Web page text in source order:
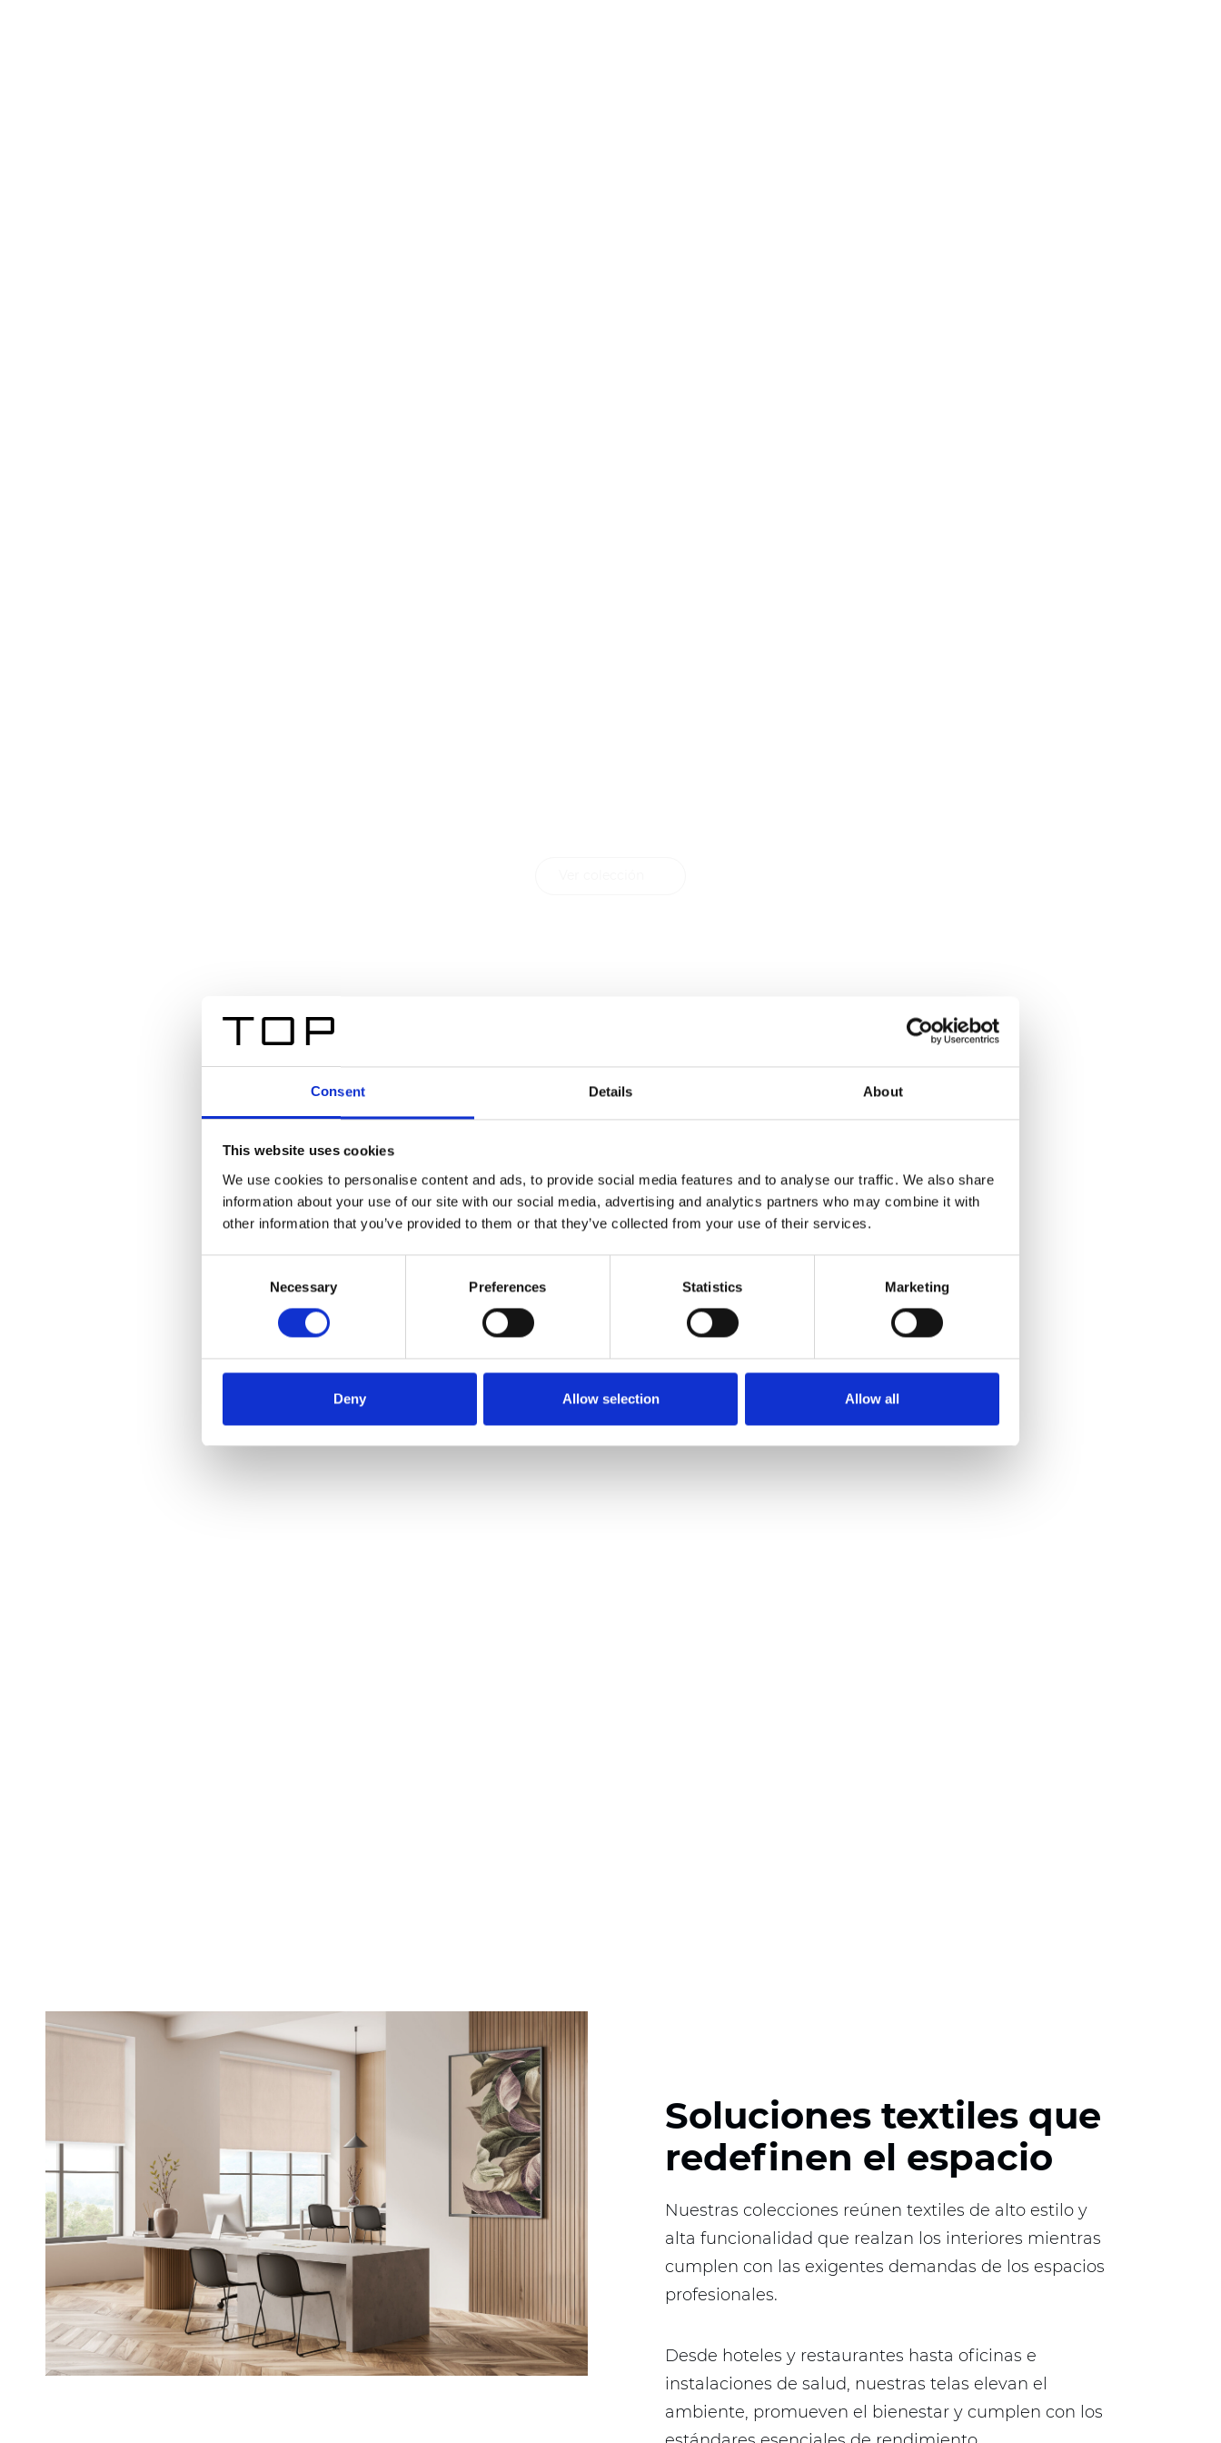
Consent Details About
This website uses cookies
We use cookies to personalise content and ads, to provide social media features and to analyse our traffic. We also share
information about your use of our site with our social media, advertising and analytics partners who may combine it with
other information that you’ve provided to them or that they’ve collected from your use of their services.
Necessary Preferences Statistics Marketing
Deny Allow selection Allow all
Soluciones textiles que
redefinen el espacio
Nuestras colecciones reúnen textiles de alto estilo y
alta funcionalidad que realzan los interiores mientras
cumplen con las exigentes demandas de los espacios
profesionales.
Desde hoteles y restaurantes hasta oficinas e
instalaciones de salud, nuestras telas elevan el
ambiente, promueven el bienestar y cumplen con los